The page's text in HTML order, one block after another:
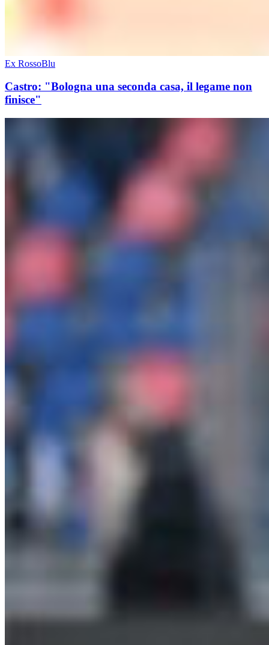
Ex RossoBlu
Castro: "Bologna una seconda casa, il legame non
finisce"